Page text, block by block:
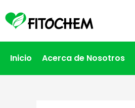
Inicio Acerca de Nosotros